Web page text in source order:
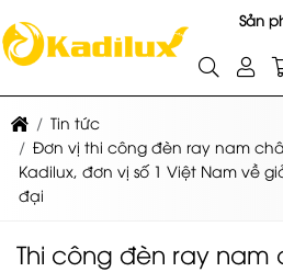
Sản
Tin tức
Đơn vị thi công đèn ray nam
Kadilux, đơn vị số 1 Việt Nam về
đại
Thi công đèn ray nam